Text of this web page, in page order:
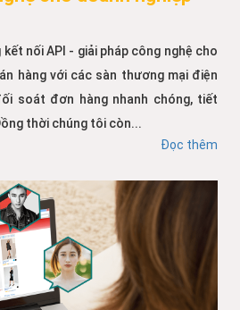
nối API - giải pháp công nghệ cho
hàng với các sàn thương mại điện
soát đơn hàng nhanh chóng, tiết
thời chúng tôi còn...
Đọc thêm